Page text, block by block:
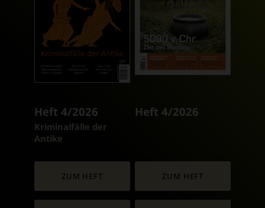
Heft 4/2026
:
Kriminalfälle der
Antike
ZUM HEFT
Heft 4/2026
ZUM HEFT